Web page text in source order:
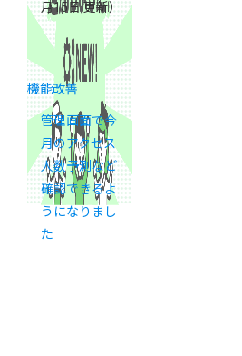
月15日 更新）
機能改善
管理画面で今
月のアクセス
人数予測など
確認できるよ
うになりまし
た